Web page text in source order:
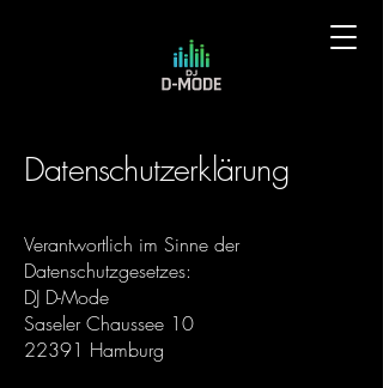
Datenschutzerklärung
​Verantwortlich im Sinne der
Datenschutzgesetzes:
DJ D-Mode
Saseler Chaussee 10
22391 Hamburg